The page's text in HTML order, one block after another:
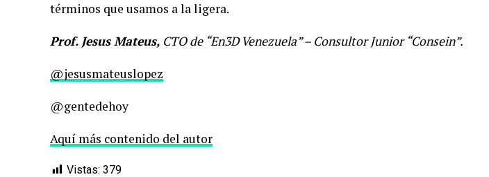
términos que usamos a la ligera.
Prof. Jesus Mateus, CTO de “En3D Venezuela” – Consultor Junior “Consein”.
@jesusmateuslopez
@gentedehoy
Aquí más contenido del autor
Vistas: 379